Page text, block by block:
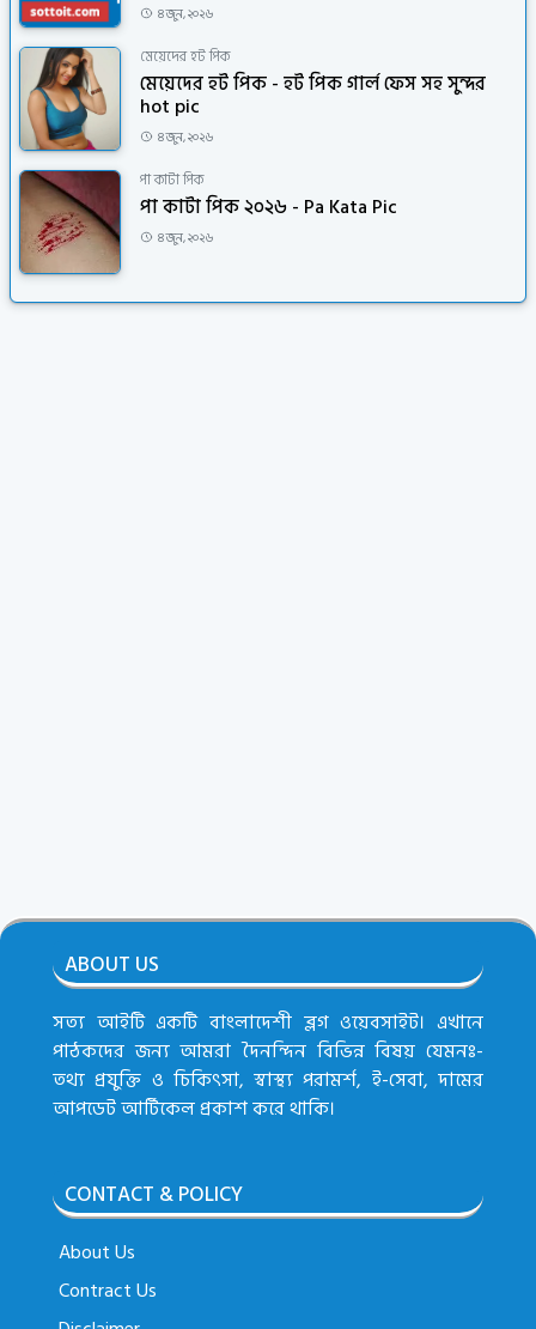
৪ জুন, ২০২৬
মেয়েদের হট পিক
মেয়েদের হট পিক - হট পিক গার্ল ফেস সহ সুন্দর
hot pic
৪ জুন, ২০২৬
পা কাটা পিক
পা কাটা পিক ২০২৬ - Pa Kata Pic
৪ জুন, ২০২৬
ABOUT US
সত্য আইটি একটি বাংলাদেশী ব্লগ ওয়েবসাইট। এখানে
পাঠকদের জন্য আমরা দৈনন্দিন বিভিন্ন বিষয় যেমনঃ-
তথ্য প্রযুক্তি ও চিকিৎসা, স্বাস্থ্য পরামর্শ, ই-সেবা, দামের
আপডেট আর্টিকেল প্রকাশ করে থাকি।
CONTACT & POLICY
About Us
Contract Us